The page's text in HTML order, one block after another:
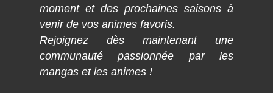
moment et des prochaines saisons à
venir de vos animes favoris.
Rejoignez dès maintenant une
communauté passionnée par les
mangas et les animes !